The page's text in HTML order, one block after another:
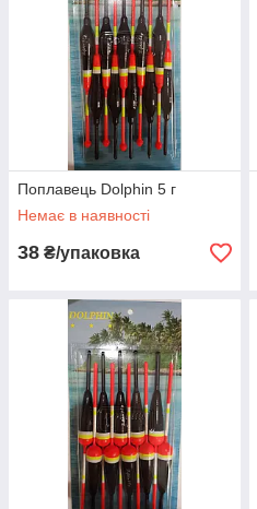
Поплавець Dolphin 5 г
Немає в наявності
38 ₴/упаковка